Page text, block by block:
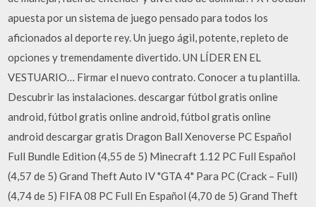
apuesta por un sistema de juego pensado para todos los
aficionados al deporte rey. Un juego ágil, potente, repleto de
opciones y tremendamente divertido. UN LÍDER EN EL
VESTUARIO… Firmar el nuevo contrato. Conocer a tu plantilla.
Descubrir las instalaciones. descargar fútbol gratis online
android, fútbol gratis online android, fútbol gratis online
android descargar gratis Dragon Ball Xenoverse PC Español
Full Bundle Edition (4,55 de 5) Minecraft 1.12 PC Full Español
(4,57 de 5) Grand Theft Auto IV "GTA 4" Para PC (Crack – Full)
(4,74 de 5) FIFA 08 PC Full En Español (4,70 de 5) Grand Theft